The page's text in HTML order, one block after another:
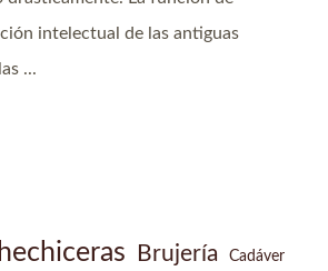
Brujería Cadáver